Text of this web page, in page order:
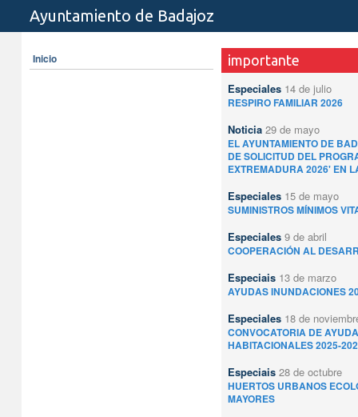
Ayuntamiento de Badajoz
Inicio importante
Especiales 14 de julio
RESPIRO FAMILIAR 2026
Noticia 29 de mayo
EL AYUNTAMIENTO DE
DE SOLICITUD DEL
EXTREMADURA 2026' EN
Especiales 15 de mayo
SUMINISTROS MÍNIMOS
Especiales 9 de abril
COOPERACIÓN AL
Especiais 13 de marzo
AYUDAS INUNDACIONES
Especiales 18 de
CONVOCATORIA DE
HABITACIONALES 2025-
Especiais 28 de octubre
HUERTOS URBANOS
MAYORES